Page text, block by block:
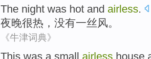
The night was hot and airless.
夜晚很热 ， 没有一丝风。
《牛津词典》
This was a small airless house